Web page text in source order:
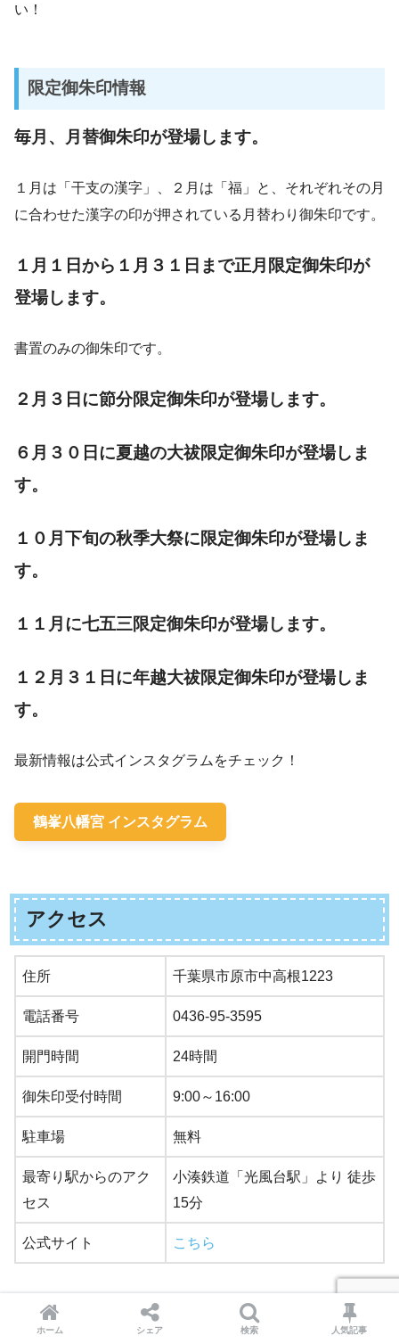
い！
限定御朱印情報
毎月、月替御朱印が登場します。
１月は「干支の漢字」、２月は「福」と、それぞれその月
に合わせた漢字の印が押されている月替わり御朱印です。
１月１日から１月３１日まで正月限定御朱印が
登場します。
書置のみの御朱印です。
２月３日に節分限定御朱印が登場します。
６月３０日に夏越の大祓限定御朱印が登場しま
す。
１０月下旬の秋季大祭に限定御朱印が登場しま
す。
１１月に七五三限定御朱印が登場します。
１２月３１日に年越大祓限定御朱印が登場しま
す。
最新情報は公式インスタグラムをチェック！
鶴峯八幡宮 インスタグラム
アクセス
住所 千葉県市原市中高根1223
電話番号 0436-95-3595
開門時間 24時間
御朱印受付時間 9:00～16:00
駐車場 無料
最寄り駅からのアク
セス
小湊鉄道「光風台駅」より 徒歩
15分
公式サイト こちら
ホーム シェア 検索 人気記事